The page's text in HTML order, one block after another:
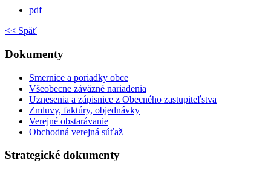
pdf
<< Späť
Dokumenty
Smernice a poriadky obce
Všeobecne záväzné nariadenia
Uznesenia a zápisnice z Obecného zastupiteľstva
Zmluvy, faktúry, objednávky
Verejné obstarávanie
Obchodná verejná súťaž
Strategické dokumenty